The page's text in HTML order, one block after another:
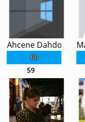
60
Ahcene Dahdouhi
59